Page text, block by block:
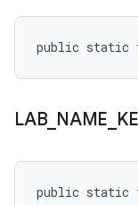
public static
LAB_ NAME
public static